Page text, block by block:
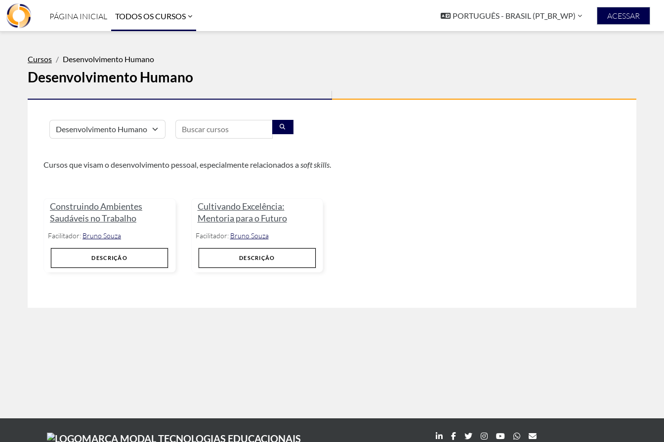
Ir para o conteúdo principal
PÁGINA INICIAL TODOS OS CURSOS PORTUGUÊS - BRASIL ‎(PT_BR_WP)‎ ACESSAR
Cursos Desenvolvimento Humano
Desenvolvimento Humano
Categorias de Cursos
Buscar cursos
Cursos que visam o desenvolvimento pessoal, especialmente relacionados asoft skills.
Construindo Ambientes
Saudáveis no Trabalho
Facilitador: Bruno Souza
DESCRIÇÃO
Cultivando Excelência:
Mentoria para o Futuro
Facilitador: Bruno Souza
DESCRIÇÃO